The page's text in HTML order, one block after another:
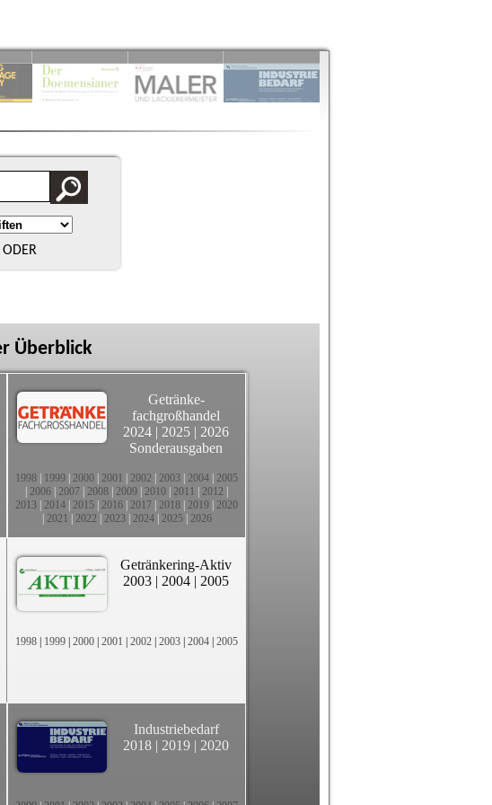
ODER
Überblick
Getränke-
fachgroßhandel
2024 | 2025 | 2026
Sonderausgaben
1998 1999 2000 2001 2002 2003 2004 2005
2006 2007 2008 2009 2010 2011 2012
2013 2014 2015 2016 2017 2018 2019 2020
2021 2022 2023| 2024| 2025| 2026
Getränkering-Aktiv
2003 | 2004 | 2005
1998 | 1999 | 2000 | 2001 | 2002 | 2003 | 2004 | 2005
Industriebedarf
2018 | 2019 | 2020